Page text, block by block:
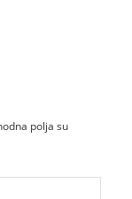
polja su